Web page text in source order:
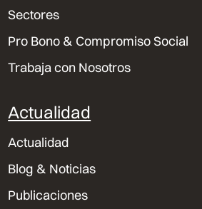
Sectores
Pro Bono & Compromiso Social
Trabaja con Nosotros
Actualidad
Actualidad
Blog & Noticias
Publicaciones